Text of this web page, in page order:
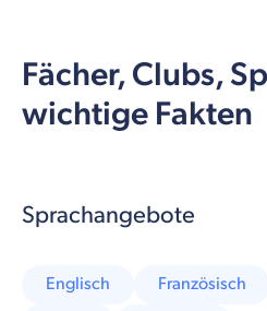
Fächer, Clubs,
wichtige Fakten
Sprachangebote
Englisch Französisch